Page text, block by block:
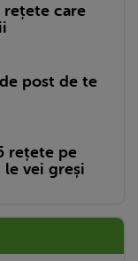
rețete care
post de te
rețete pe
le vei greși